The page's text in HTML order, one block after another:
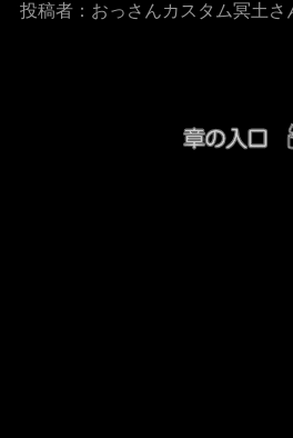
投稿者： おっさんカスタム冥土さ